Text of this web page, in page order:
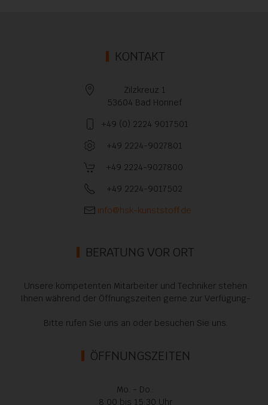
KONTAKT
Zilzkreuz 1
53604 Bad Honnef
+49 (0) 2224 9017501
+49 2224-9027801
+49 2224-9027800
+49 2224-9017502
info@hsk-kunststoff.de
BERATUNG VOR ORT
Unsere kompetenten Mitarbeiter und Techniker stehen
Ihnen während der Öffnungszeiten gerne zur Verfügung-
Bitte rufen Sie uns an oder besuchen Sie uns.
ÖFFNUNGSZEITEN
Mo. - Do.:
8:00 bis 15:30 Uhr